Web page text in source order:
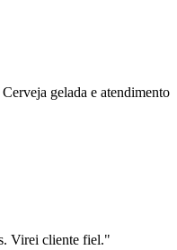
gelada e atendimento
Virei cliente fiel."